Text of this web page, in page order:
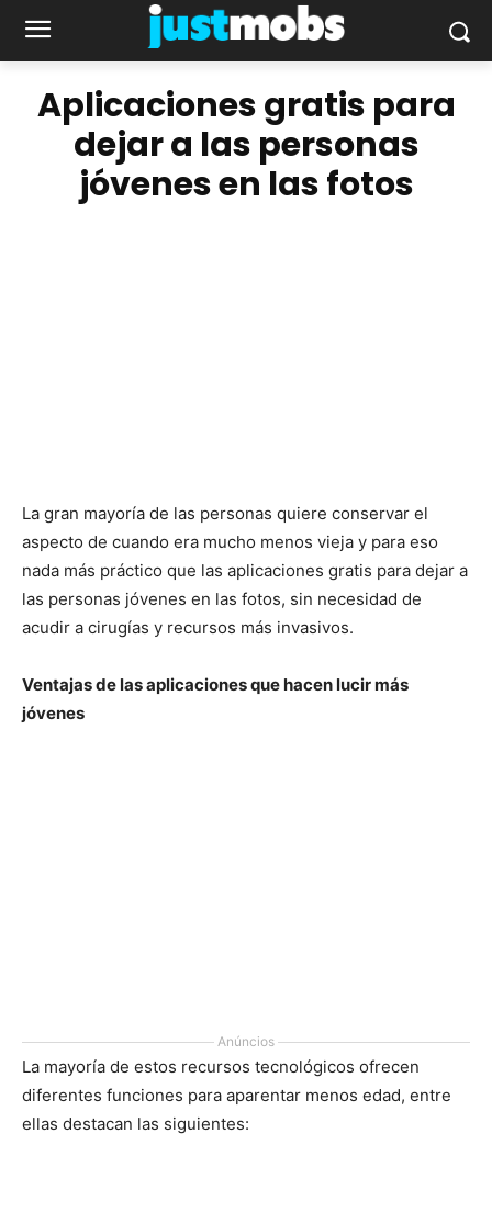
Aplicaciones gratis para
dejar a las personas
jóvenes en las fotos
La gran mayoría de las personas quiere conservar el
aspecto de cuando era mucho menos vieja y para eso
nada más práctico que las aplicaciones gratis para dejar a
las personas jóvenes en las fotos, sin necesidad de
acudir a cirugías y recursos más invasivos.
Ventajas de las aplicaciones que hacen lucir más
jóvenes
Anúncios
La mayoría de estos recursos tecnológicos ofrecen
diferentes funciones para aparentar menos edad, entre
ellas destacan las siguientes: